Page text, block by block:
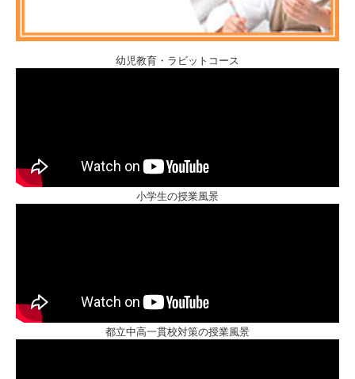
幼児教育・ラビットコース
小学生の授業風景
都立中高一貫校対策の授業風景